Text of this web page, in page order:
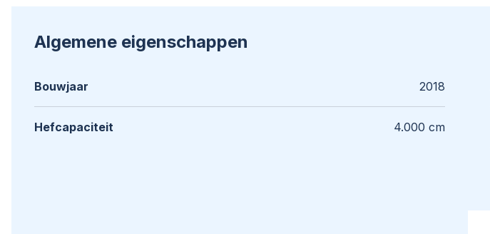
Algemene eigenschappen
Bouwjaar 2018
Hefcapaciteit 4.000 cm